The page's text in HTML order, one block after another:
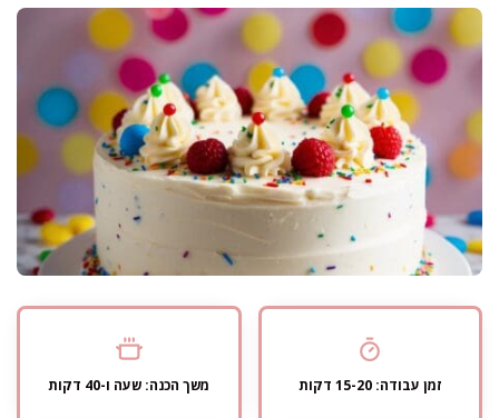
זמן עבודה: 15-20 דקות משך הכנה: שעה ו-40 דקות